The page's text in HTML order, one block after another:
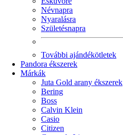
Névnapra
Nyaralásra
Születésnapra
További ajándékötletek
Pandora ékszerek
Márkák
Juta Gold arany ékszerek
Bering
Boss
Calvin Klein
Casio
Citizen